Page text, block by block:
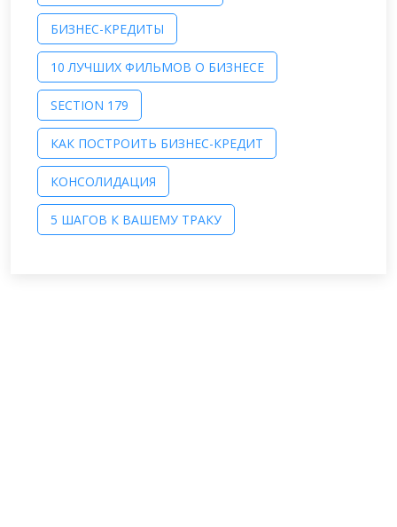
БИЗНЕС-КРЕДИТЫ
10 ЛУЧШИХ ФИЛЬМОВ О БИЗНЕСЕ
SECTION 179
КАК ПОСТРОИТЬ БИЗНЕС-КРЕДИТ
КОНСОЛИДАЦИЯ
5 ШАГОВ К ВАШЕМУ ТРАКУ